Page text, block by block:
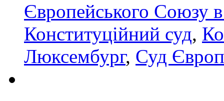
Європейського Союзу
Конституційний суд,
Люксембург, Суд